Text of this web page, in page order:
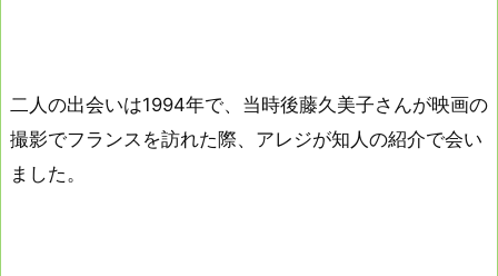
二人の出会いは1994年で、当時後藤久美子さんが映画の
撮影でフランスを訪れた際、アレジが知人の紹介で会い
ました。